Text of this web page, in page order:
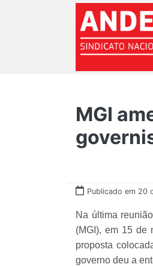
MGI
Publicado em 20
Na última
(MGI), em 15 de
proposta
governo deu a